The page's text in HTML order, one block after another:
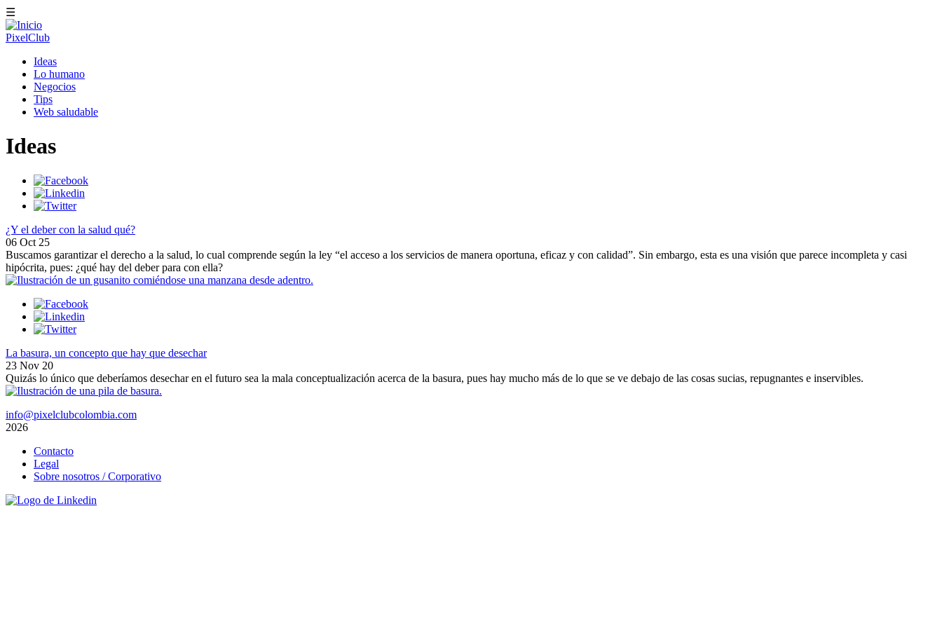
Pasar
al
contenido
☰
PixelClub
Navegación
principal
Ideas
Lo humano
Negocios
Tips
Web saludable
Ideas
¿Y el deber con la salud qué?
06 Oct 25
Buscamos garantizar el derecho a la salud, lo cual comprende según la ley “el acceso a los servicios de manera oportuna, eficaz y con calidad”. Sin embargo, esta es una visión que parece incompleta y casi
hipócrita, pues: ¿qué hay del deber para con ella?
La basura, un concepto que hay que desechar
23 Nov 20
Quizás lo único que deberíamos desechar en el futuro sea la mala conceptualización acerca de la basura, pues hay mucho más de lo que se ve debajo de las cosas sucias, repugnantes e inservibles.
info@pixelclubcolombia.com
2026
Menú
Contacto
Legal
Sobre nosotros / Corporativo